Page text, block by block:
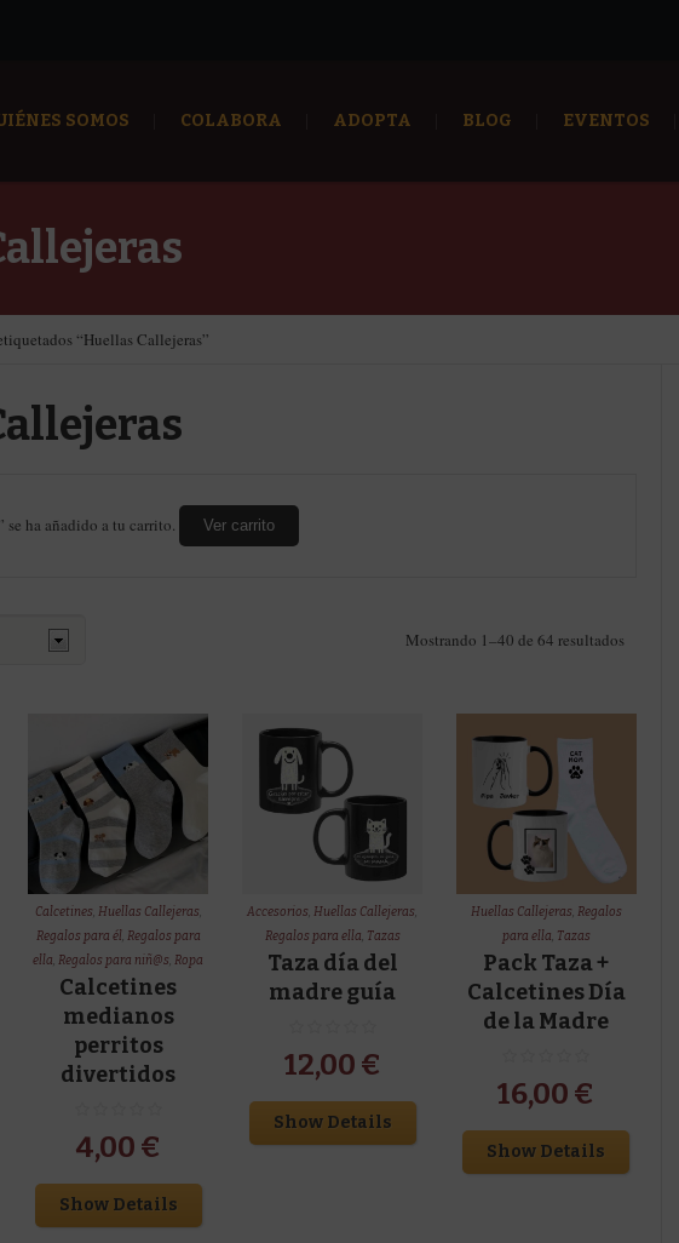
SOMOS COLABORA ADOPTA BLOG EVENTOS
“Huellas Callejeras”
se ha añadido a tu carrito. Ver carrito
Mostrando 1–40 de 64 resultadosOrdenado
últimos
Calcetines, Huellas Callejeras,
Regalos para él, Regalos para
ella,Regalos para niñ@s,Ropa
Calcetines
medianos
perritos
divertidos
4,00 €
Show Details
Accesorios,Huellas Callejeras,
Regalos para ella, Tazas
Taza día del
madre guía
12,00 €
Show Details
Huellas Callejeras, Regalos
para ella, Tazas
Pack Taza +
Calcetines Día
de la Madre
16,00 €
Show Details